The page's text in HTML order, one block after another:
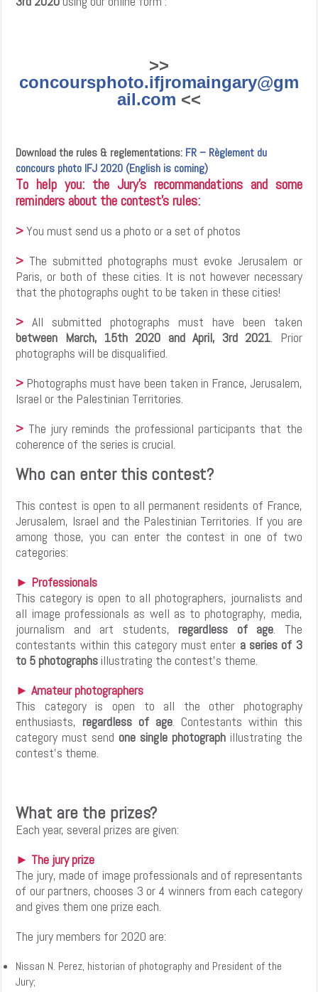
>>
concoursphoto.ifjromaingary@gm
ail.com <<
Download the rules & reglementations: FR – Règlement du
concours photo IFJ 2020 (English is coming)
To help you: the Jury's recommandations and some
reminders about the contest's rules:
>You must send us a photo or a set of photos
> The submitted photographs must evoke Jerusalem or
Paris, or both of these cities. It is not however necessary
that the photographs ought to be taken in these cities!
>All submitted photographs must have been taken
between March, 15th 2020 and April, 3rd 2021. Prior
photographs will be disqualified.
> Photographs must have been taken in France, Jerusalem,
Israel or the Palestinian Territories.
> The jury reminds the professional participants that the
coherence of the series is crucial.
Who can enter this contest?
This contest is open to all permanent residents of France,
Jerusalem, Israel and the Palestinian Territories. If you are
among those, you can enter the contest in one of two
categories:
► Professionals
This category is open to all photographers, journalists and
all image professionals as well as to photography, media,
journalism and art students, regardless of age. The
contestants within this category must enter a series of 3
to 5 photographs illustrating the contest’s theme.
► Amateur photographers
This category is open to all the other photography
enthusiasts, regardless of age. Contestants within this
category must send one single photographillustrating the
contest’s theme.
What are the prizes?
Each year, several prizes are given:
► The jury prize
The jury, made of image professionals and of representants
of our partners, chooses 3 or 4 winners from each category
and gives them one prize each.
The jury members for 2020 are:
Nissan N. Perez, historian of photography and President of the
Jury;